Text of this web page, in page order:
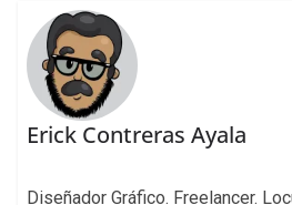
Erick Contreras Ayala
Diseñador Gráfico. Freelancer.